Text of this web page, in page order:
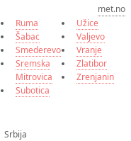
met.no
Ruma
Šabac
Smederevo
Sremska
Mitrovica
Subotica
Užice
Valjevo
Vranje
Zlatibor
Zrenjanin
Srbija